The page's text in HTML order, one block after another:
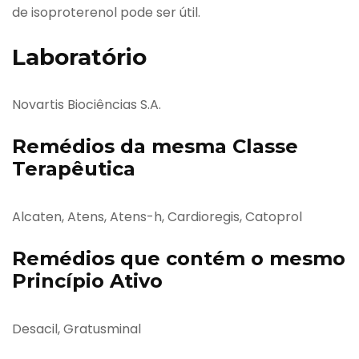
de isoproterenol pode ser útil.
Laboratório
Novartis Biociências S.A.
Remédios da mesma Classe
Terapêutica
Alcaten, Atens, Atens-h, Cardioregis, Catoprol
Remédios que contém o mesmo
Princípio Ativo
Desacil, Gratusminal